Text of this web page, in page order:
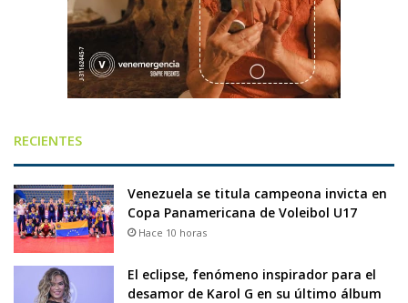
RECIENTES
Venezuela se titula campeona invicta en
Copa Panamericana de Voleibol U17
Hace 10 horas
El eclipse, fenómeno inspirador para el
desamor de Karol G en su último álbum